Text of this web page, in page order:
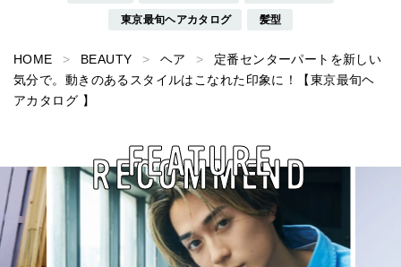
東京最旬ヘアカタログ 髪型
HOME BEAUTY ヘア
定番センターパートを新しい
気分で。動きのあるスタイルはこなれた印象に！【東京最旬ヘ
アカタログ 】
RECOMMEND
FEATURE